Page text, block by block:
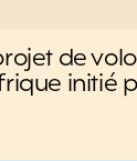
de
initié